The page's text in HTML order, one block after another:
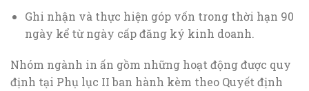
Ghi nhận và thực hiện góp vốn trong thời hạn 90
ngày kể từ ngày cấp đăng ký kinh doanh.
Nhóm ngành in ấn gồm những hoạt động được quy
định tại Phụ lục II ban hành kèm theo Quyết định